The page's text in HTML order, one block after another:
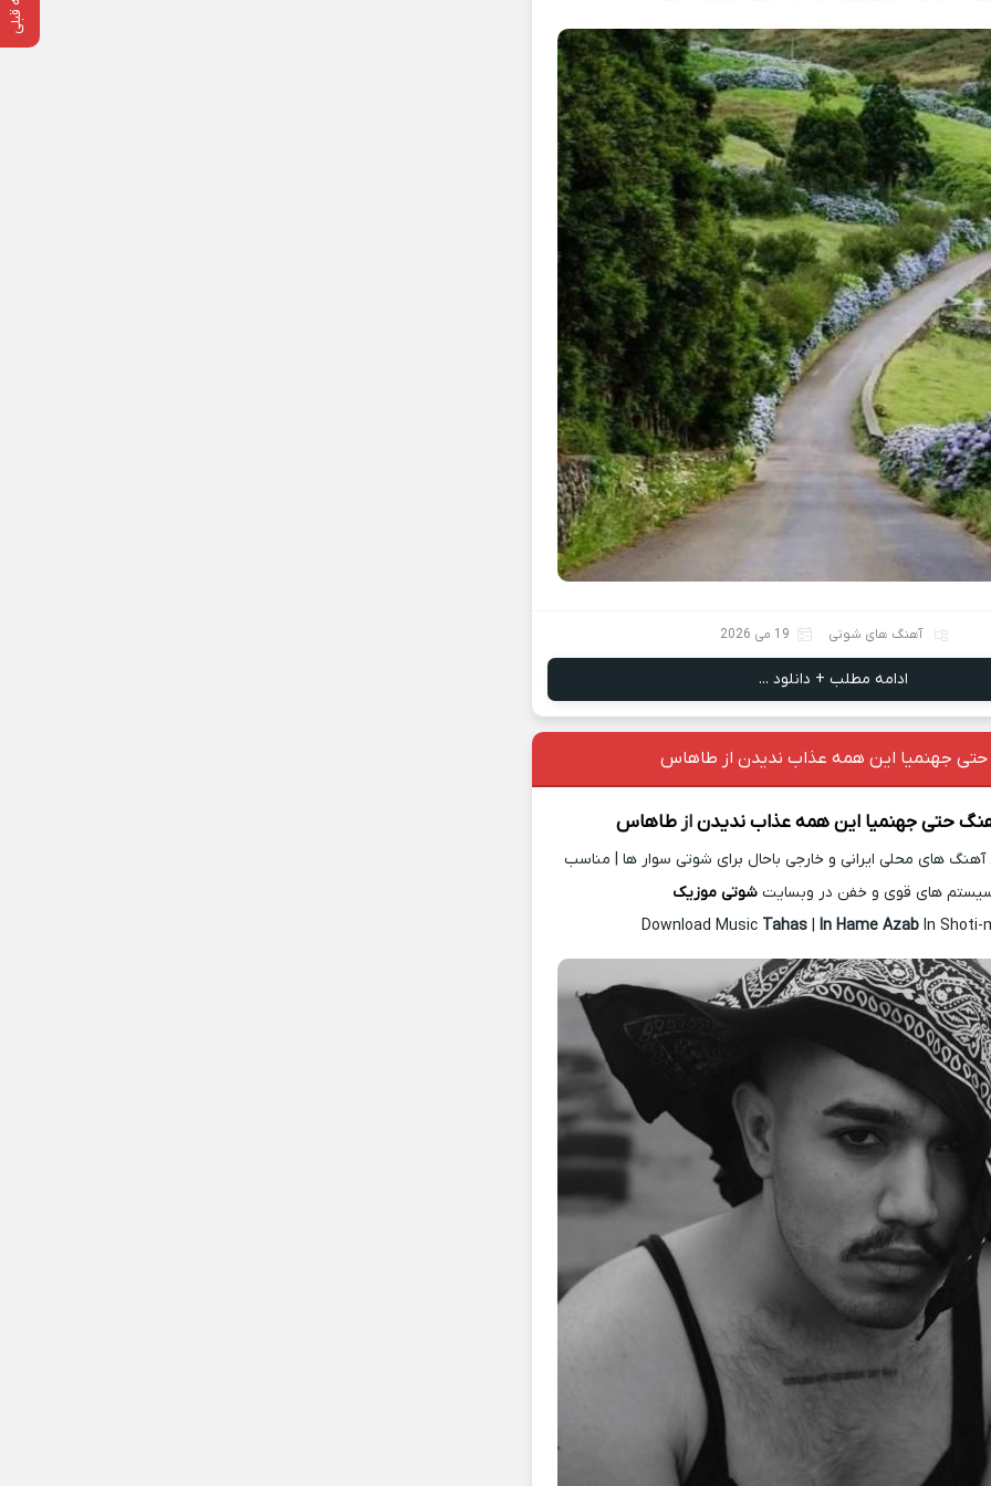
آهنگ های شوتی 19 می 2026
ادامه مطلب + دانلود ...
حتی جهنمیا این همه عذاب ندیدن از طاهاس
حتی جهنمیا این همه عذاب ندیدنازطاهاس
آهنگ های محلی ایرانی و خارجی باحال برای شوتی سوار ها | مناسب
های قوی و خفن در وبسایتشوتی موزیک
Download Music Tahas| In Hame AzabIn Shoti-